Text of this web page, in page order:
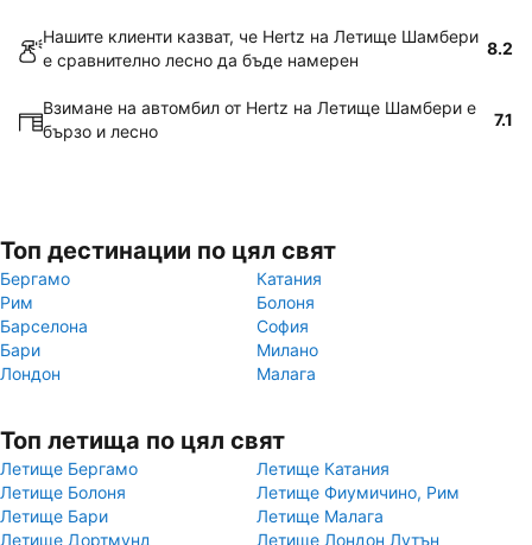
Нашите клиенти казват, че Hertz на Летище Шамбери
е сравнително лесно да бъде намерен
8.2
Взимане на автомбил от Hertz на Летище Шамбери е
бързо и лесно
7.1
Топ дестинации по цял свят
Бергамо
Катания
Рим
Болоня
Барселона
София
Бари
Милано
Лондон
Малага
Топ летища по цял свят
Летище Бергамо
Летище Катания
Летище Болоня
Летище Фиумичино, Рим
Летище Бари
Летище Малага
Летище Дортмунд
Летище Лондон Лутън